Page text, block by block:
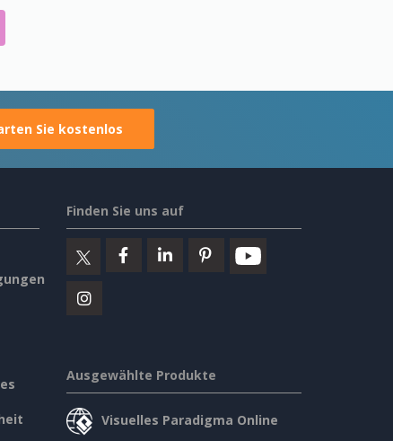
Sie kostenlos
Finden Sie uns auf
Ausgewählte Produkte
Visuelles Paradigma Online